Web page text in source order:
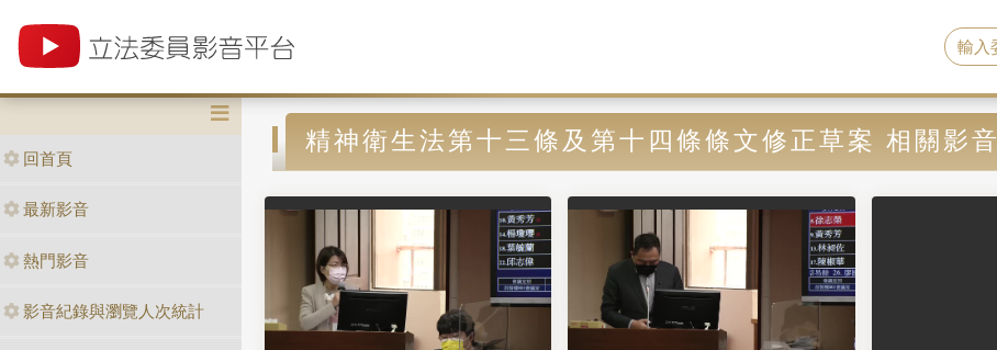
回首頁
最新影音
熱門影音
影音紀錄與瀏覽人次統計
精神衛生法第十三條及第十四條條文修正草案 相關影音